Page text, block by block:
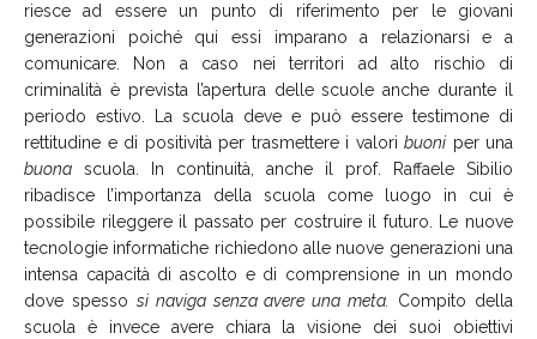
riesce ad essere un punto di riferimento per le giovani
generazioni poiché qui essi imparano a relazionarsi e a
comunicare. Non a caso nei territori ad alto rischio di
criminalità è prevista l’apertura delle scuole anche durante il
periodo estivo. La scuola deve e può essere testimone di
rettitudine e di positività per trasmettere i valori buoni per una
buona scuola. In continuità, anche il prof. Raffaele Sibilio
ribadisce l’importanza della scuola come luogo in cui è
possibile rileggere il passato per costruire il futuro. Le nuove
tecnologie informatiche richiedono alle nuove generazioni una
intensa capacità di ascolto e di comprensione in un mondo
dove spesso si naviga senza avere una meta.
Compito della
scuola è invece avere chiara la visione dei suoi obiettivi